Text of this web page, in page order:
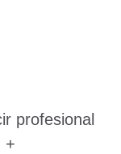
profesional
+